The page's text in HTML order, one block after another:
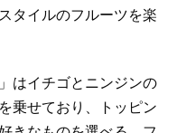
タイルのフルーツを楽
はイチゴとニンジンの
乗せており、トッピン